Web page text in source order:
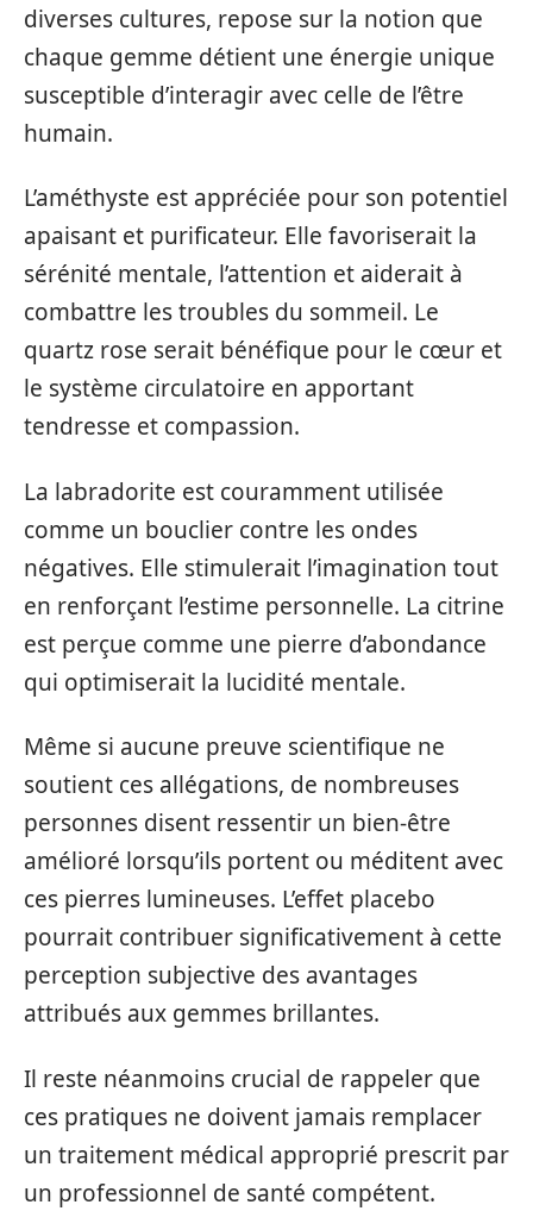
diverses cultures, repose sur la notion que
chaque gemme détient une énergie unique
susceptible d’interagir avec celle de l’être
humain.
L’améthyste est appréciée pour son potentiel
apaisant et purificateur. Elle favoriserait la
sérénité mentale, l’attention et aiderait à
combattre les troubles du sommeil. Le
quartz rose serait bénéfique pour le cœur et
le système circulatoire en apportant
tendresse et compassion.
La labradorite est couramment utilisée
comme un bouclier contre les ondes
négatives. Elle stimulerait l’imagination tout
en renforçant l’estime personnelle. La citrine
est perçue comme une pierre d’abondance
qui optimiserait la lucidité mentale.
Même si aucune preuve scientifique ne
soutient ces allégations, de nombreuses
personnes disent ressentir un bien-être
amélioré lorsqu’ils portent ou méditent avec
ces pierres lumineuses. L’effet placebo
pourrait contribuer significativement à cette
perception subjective des avantages
attribués aux gemmes brillantes.
Il reste néanmoins crucial de rappeler que
ces pratiques ne doivent jamais remplacer
un traitement médical approprié prescrit par
un professionnel de santé compétent.